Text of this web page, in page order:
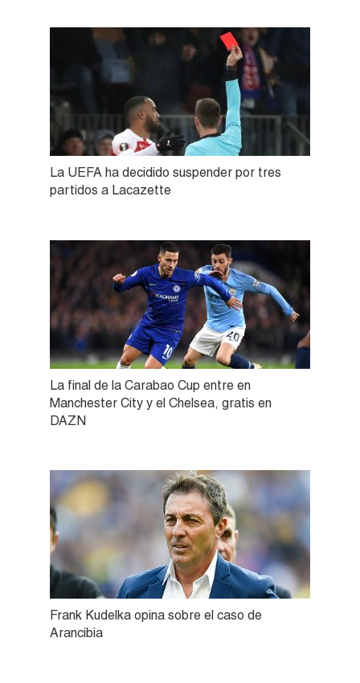
La UEFA ha decidido suspender por tres
partidos a Lacazette
La final de la Carabao Cup entre en
Manchester City y el Chelsea, gratis en
DAZN
Frank Kudelka opina sobre el caso de
Arancibia